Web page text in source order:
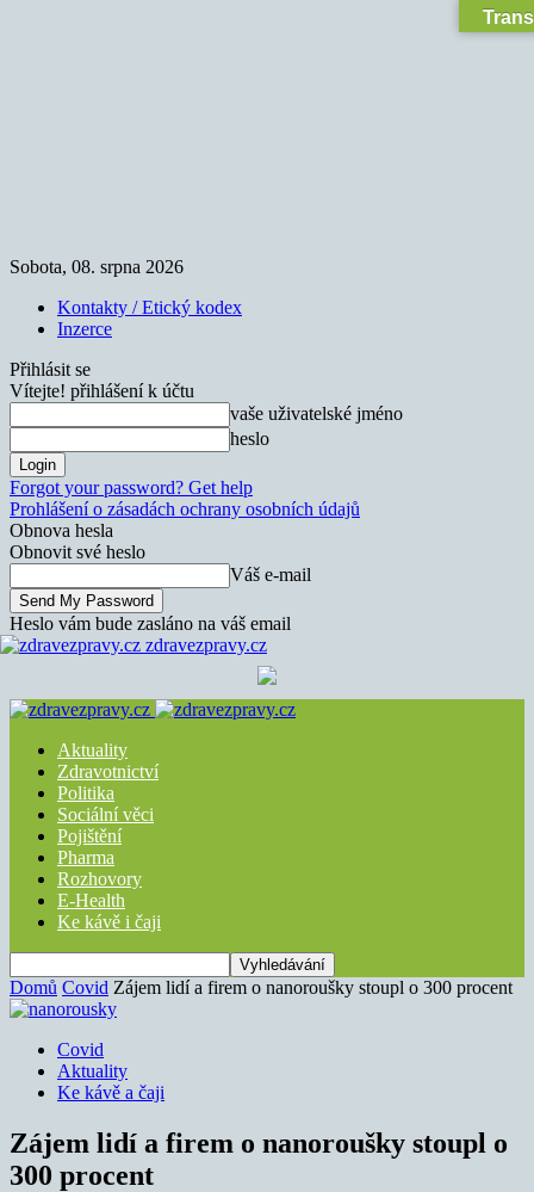
Sobota, 08. srpna 2026
Kontakty / Etický kodex
Inzerce
Přihlásit se
Vítejte! přihlášení k účtu
vaše uživatelské jméno
heslo
Forgot your password? Get help
Prohlášení o zásadách ochrany osobních údajů
Obnova hesla
Obnovit své heslo
Váš e-mail
Heslo vám bude zasláno na váš email
zdravezpravy.cz
Aktuality
Zdravotnictví
Politika
Sociální věci
Pojištění
Pharma
Rozhovory
E-Health
Ke kávě i čaji
Domů Covid Zájem lidí a firem o nanoroušky stoupl o 300 procent
Covid
Aktuality
Ke kávě a čaji
Zájem lidí a firem o nanoroušky stoupl o
300 procent